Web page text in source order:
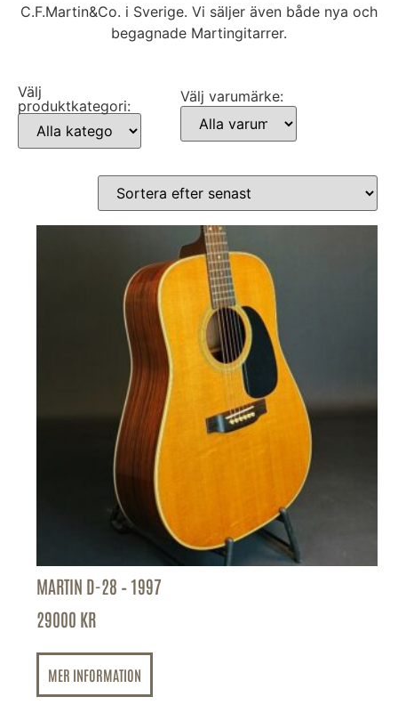
C.F.Martin&Co. i Sverige. Vi säljer även både nya och
begagnade Martingitarrer.
Välj
produktkategori:
Välj varumärke:
MARTIN D-28 – 1997
29000 KR
MER INFORMATION